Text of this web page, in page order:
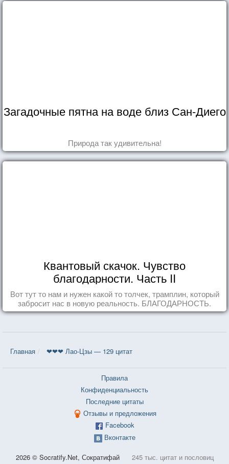
Загадочные пятна на воде близ Сан-Диего
Природа так удивительна!
Квантовый скачок. Чувство
благодарности. Часть II
Вот тут то нам и нужен какой то толчек, трамплин, который
забросит нас в новую реальность. БЛАГОДАРНОСТЬ.
Главная ❤❤❤ Лао-Цзы — 129 цитат
Правила
Конфиденциальность
Последние цитаты
Отзывы и предложения
Facebook
Вконтакте
2026 © Socratify.Net, Сократифай 245 тыс. цитат и пословиц